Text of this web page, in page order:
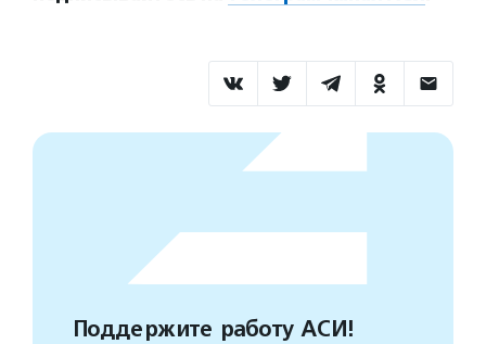
Поддержите работу АСИ!